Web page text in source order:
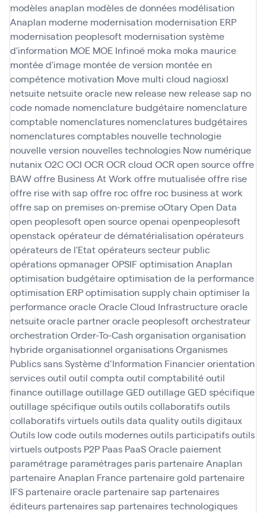
modèles anaplan modèles de données modélisation
Anaplan moderne modernisation modernisation ERP
modernisation peoplesoft modernisation système
d'information MOE MOE Infinoé moka moka maurice
montée d'image montée de version montée en
compétence motivation Move multi cloud nagiosxl
netsuite netsuite oracle new release new release sap no
code nomade nomenclature budgétaire nomenclature
comptable nomenclatures nomenclatures budgétaires
nomenclatures comptables nouvelle technologie
nouvelle version nouvelles technologies Now numérique
nutanix O2COCI OCR OCR cloud OCR open sourceoffre
BAWoffre Business At Work offre mutualiséeoffre rise
offre rise with sap offre roc offre roc business at work
offre sap on premiseson-premiseoOtaryOpen Data
open peoplesoftopen sourceopenai openpeoplesoft
openstack opérateur de dématérialisation opérateurs
opérateurs de l'Etatopérateurs secteur public
opérationsopmanagerOPSIFoptimisation Anaplan
optimisation budgétaireoptimisation de la performance
optimisation ERPoptimisation supply chain optimiser la
performanceoracleOracle Cloud Infrastructureoracle
netsuiteoracle partneroracle peoplesoftorchestrateur
orchestration Order-To-Cashorganisation organisation
hybrideorganisationnel organisationsOrganismes
Publics sans Système d’Information Financierorientation
servicesoutil outil compta outil comptabilitéoutil
financeoutillageoutillage GED outillage GED spécifique
outillage spécifiqueoutilsoutils collaboratifsoutils
collaboratifs virtuelsoutils data qualityoutils digitaux
Outils low codeoutils modernesoutils participatifsoutils
virtuelsoutposts P2P Paas PaaS Oracle paiement
paramétrage paramétrages paris partenaire Anaplan
partenaire Anaplan France partenaire gold partenaire
IFS partenaire oracle partenaire sap partenaires
éditeurs partenaires sap partenaires technologiques